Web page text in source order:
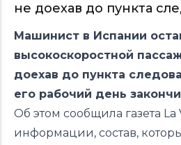
не доехав до пункта
Машинист в Испании
высокоскоростной
доехав до пункта
его рабочий день
Об этом сообщила газета
информации, состав,